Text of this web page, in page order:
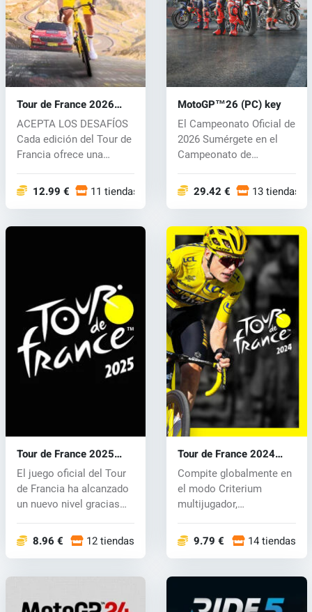
Tour de France 2026
(PC) key
ACEPTA LOS DESAFÍOS
Cada edición del Tour de
Francia ofrece una
12.99 € 11 tiendas
MotoGP™26 (PC) key
El Campeonato Oficial de
2026 Sumérgete en el
Campeonato de
29.42 € 13 tiendas
Tour de France 2025
(PC) key
El juego oficial del Tour
de Francia ha alcanzado
un nuevo nivel gracias
8.96 € 12 tiendas
Tour de France 2024
(PC) key
Compite globalmente en
el modo Criterium
multijugador,
9.79 € 14 tiendas